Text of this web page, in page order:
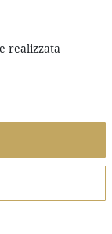
realizzata